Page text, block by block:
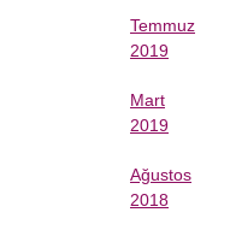
Temmuz
2019
Mart
2019
Ağustos
2018